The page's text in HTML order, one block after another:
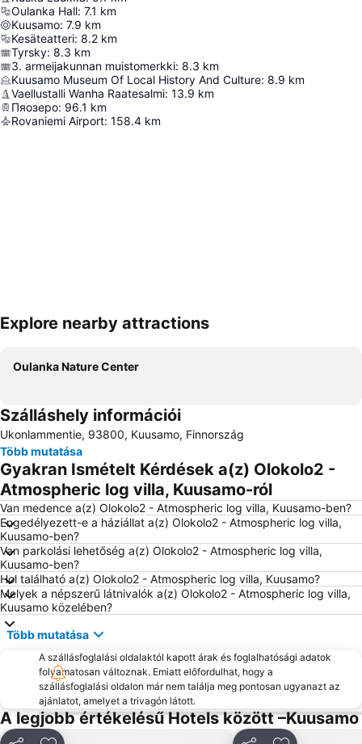
Oulanka Hall: 7.1 km
Kuusamo: 7.9 km
Kesäteatteri: 8.2 km
Tyrsky: 8.3 km
3. armeijakunnan muistomerkki: 8.3 km
Kuusamo Museum Of Local History And Culture: 8.9 km
Vaellustalli Wanha Raatesalmi: 13.9 km
Пяозеро: 96.1 km
Rovaniemi Airport: 158.4 km
Nagy méretű térkép
Explore nearby attractions
Oulanka Nature Center
Szálláshely információi
Ukonlammentie, 93800, Kuusamo, Finnország
Több mutatása
Gyakran Ismételt Kérdések a(z) Olokolo2 -
Atmospheric log villa, Kuusamo-ról
Van medence a(z) Olokolo2 - Atmospheric log villa, Kuusamo-ben?
Engedélyezett-e a háziállat a(z) Olokolo2 - Atmospheric log villa,
Kuusamo-ben?
Van parkolási lehetőség a(z) Olokolo2 - Atmospheric log villa,
Kuusamo-ben?
Hol található a(z) Olokolo2 - Atmospheric log villa, Kuusamo?
Melyek a népszerű látnivalók a(z) Olokolo2 - Atmospheric log villa,
Kuusamo közelében?
Több mutatása
A szállásfoglalási oldalaktól kapott árak és foglalhatósági adatok
folyamatosan változnak. Emiatt előfordulhat, hogy a
szállásfoglalási oldalon már nem találja meg pontosan ugyanazt az
ajánlatot, amelyet a trivagón látott.
A legjobb értékelésű Hotels között –Kuusamo